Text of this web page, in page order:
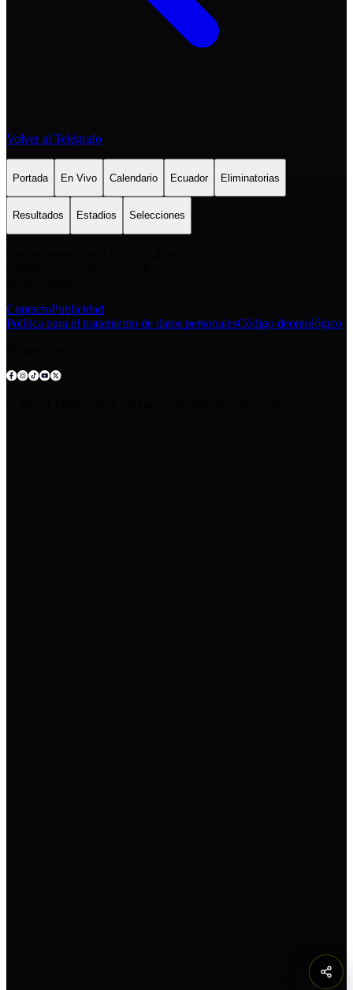
Volver al Telégrafo
Portada En Vivo Calendario Ecuador Eliminatorias
Resultados Estadios Selecciones
ContactoPublicidad
Política para el tratamiento de datos personalesCódigo deontológico